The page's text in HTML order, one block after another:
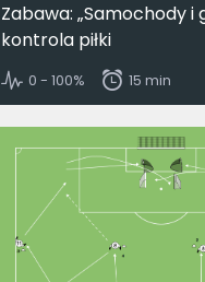
Zabawa: „Samochody i
kontrola piłki
0 - 100% 15 min